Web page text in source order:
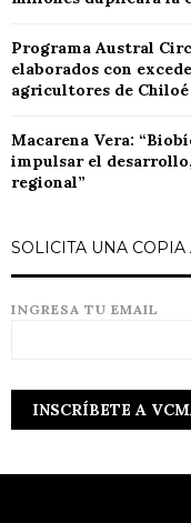
Programa Austral
elaborados con
agricultores de Chiloé
Macarena Vera:
impulsar el
regional”
SOLICITA UNA COPIA
INGRESA TU EMAIL